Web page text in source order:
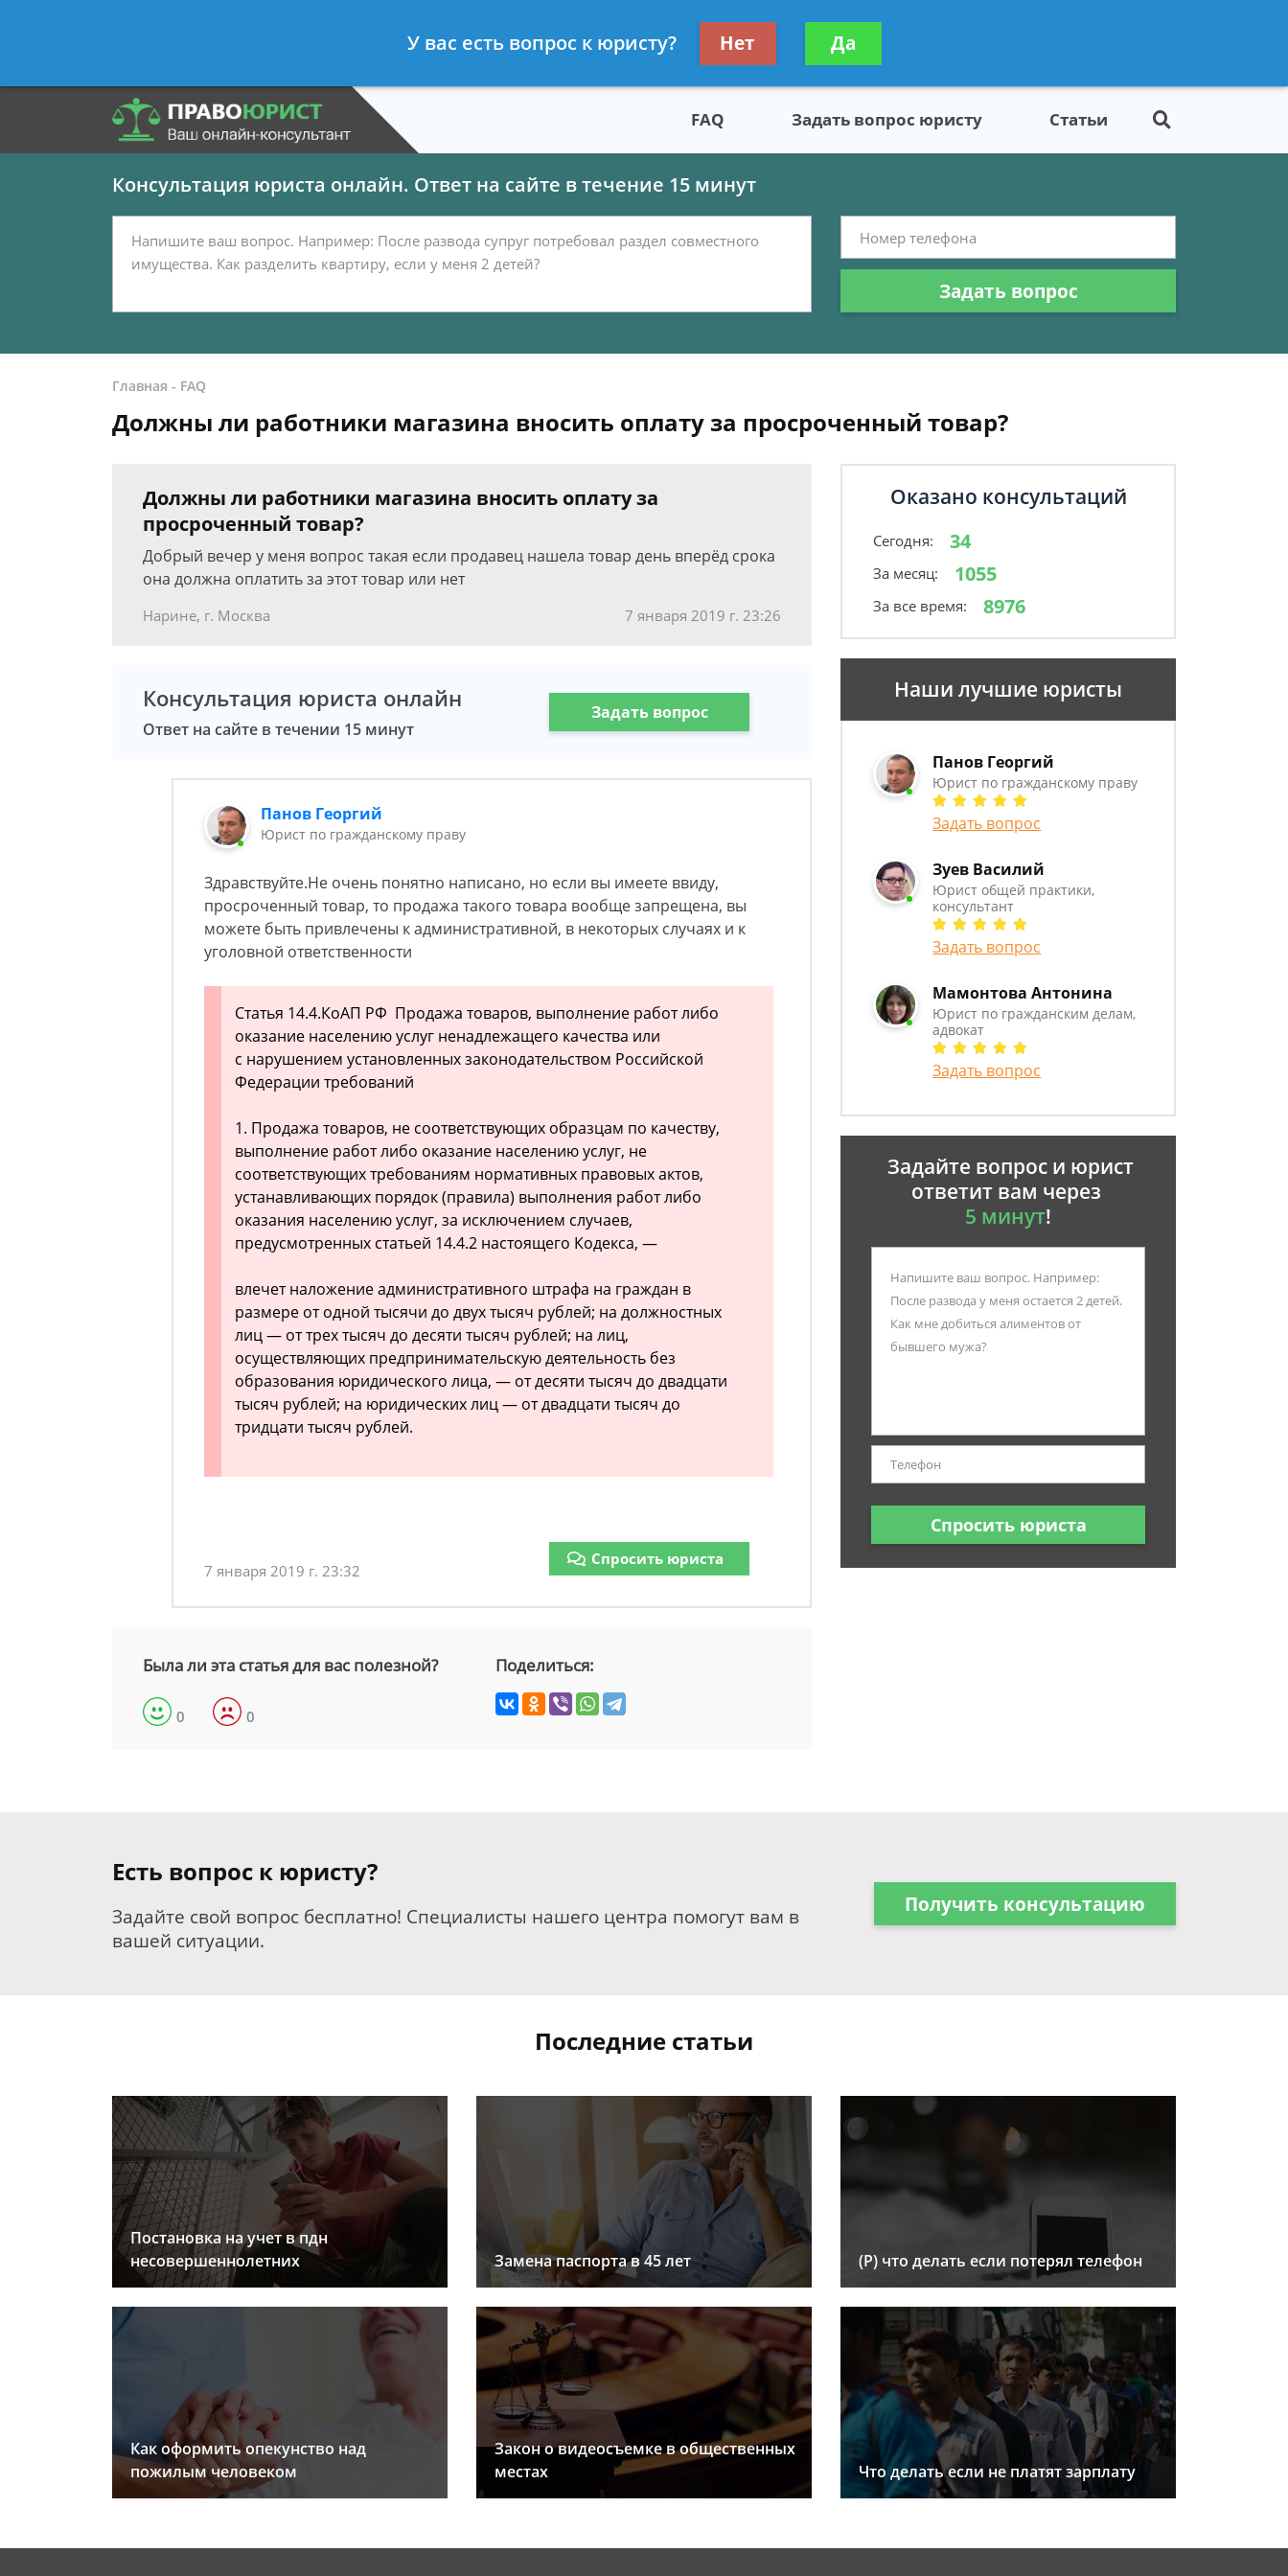
- Юрист по гражданскому праву
Получите консультацию
бесплатно
FAQ Задать вопрос юристу Статьи
Консультация юриста онлайн. Ответ на сайте в течение 15 минут
Задать вопрос
Главная - FAQ
Должны ли работники магазина вносить оплату за просроченный товар?
Должны ли работники магазина вносить оплату за
просроченный товар?
Добрый вечер у меня вопрос такая если продавец нашела товар день вперёд срока
она должна оплатить за этот товар или нет
Нарине, г. Москва 7 января 2019 г. 23:26
Консультация юриста онлайн
Ответ на сайте в течении 15 минут
Задать вопрос
Панов Георгий
Юрист по гражданскому праву
Здравствуйте.Не очень понятно написано, но если вы имеете ввиду,
просроченный товар, то продажа такого товара вообще запрещена, вы
можете быть привлечены к административной, в некоторых случаях и к
уголовной ответственности
Статья 14.4.КоАП РФ Продажа товаров, выполнение работ либо
оказание населению услуг ненадлежащего качества или
с нарушением установленных законодательством Российской
Федерации требований
1. Продажа товаров, не соответствующих образцам по качеству,
выполнение работ либо оказание населению услуг, не
соответствующих требованиям нормативных правовых актов,
устанавливающих порядок (правила) выполнения работ либо
оказания населению услуг, за исключением случаев,
предусмотренных статьей 14.4.2 настоящего Кодекса, —
влечет наложение административного штрафа на граждан в
размере от одной тысячи до двух тысяч рублей; на должностных
лиц — от трех тысяч до десяти тысяч рублей; на лиц,
осуществляющих предпринимательскую деятельность без
образования юридического лица, — от десяти тысяч до двадцати
тысяч рублей; на юридических лиц — от двадцати тысяч до
тридцати тысяч рублей.
7 января 2019 г. 23:32
Спросить юриста
Была ли эта статья для вас полезной?
0 0
Поделиться:
Оказано консультаций
Сегодня: 34
За месяц: 1055
За все время: 8976
Наши лучшие юристы
Панов Георгий
Юрист по гражданскому праву
Задать вопрос
Зуев Василий
Юрист общей практики,
консультант
Задать вопрос
Мамонтова Антонина
Юрист по гражданским делам,
адвокат
Задать вопрос
Задайте вопрос и юрист
ответит вам через
5 минут!
Спросить юриста
Есть вопрос к юристу?
Задайте свой вопрос бесплатно! Специалисты нашего центра помогут вам в
вашей ситуации.
Получить консультацию
Последние статьи
Постановка на учет в пдн
несовершеннолетних
Замена паспорта в 45 лет (Р) что делать если потерял телефон
Как оформить опекунство над
пожилым человеком
Закон о видеосъемке в общественных
местах
Что делать если не платят зарплату
У вас есть вопрос к юристу? Нет Да